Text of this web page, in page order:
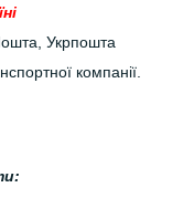
Укрпошта
компанії.